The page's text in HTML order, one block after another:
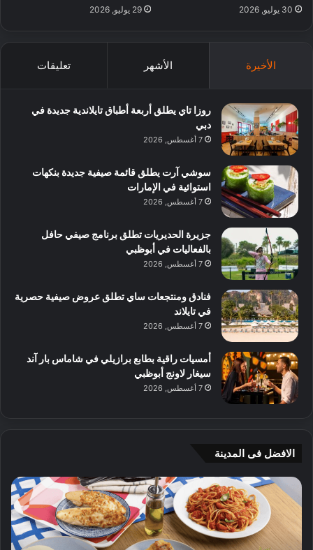
30 يوليو, 2026 29 يوليو, 2026
الأخيرة الأشهر تعليقات
روزا تاي يطلق أربعة أطباق تايلاندية جديدة في
دبي
7 أغسطس, 2026
سوشي آرت يطلق قائمة صيفية جديدة بنكهات
استوائية في الإمارات
7 أغسطس, 2026
جزيرة الحديريات تطلق برنامج صيفي حافل
بالفعاليات في أبوظبي
7 أغسطس, 2026
فنادق ومنتجعات ساي تطلق عروض صيفية حصرية
في تايلاند
7 أغسطس, 2026
أمسيات راقية بطابع برازيلي في شاماس بار آند
سيغار لاونج أبوظبي
7 أغسطس, 2026
الافضل فى المدينة
ي
ج